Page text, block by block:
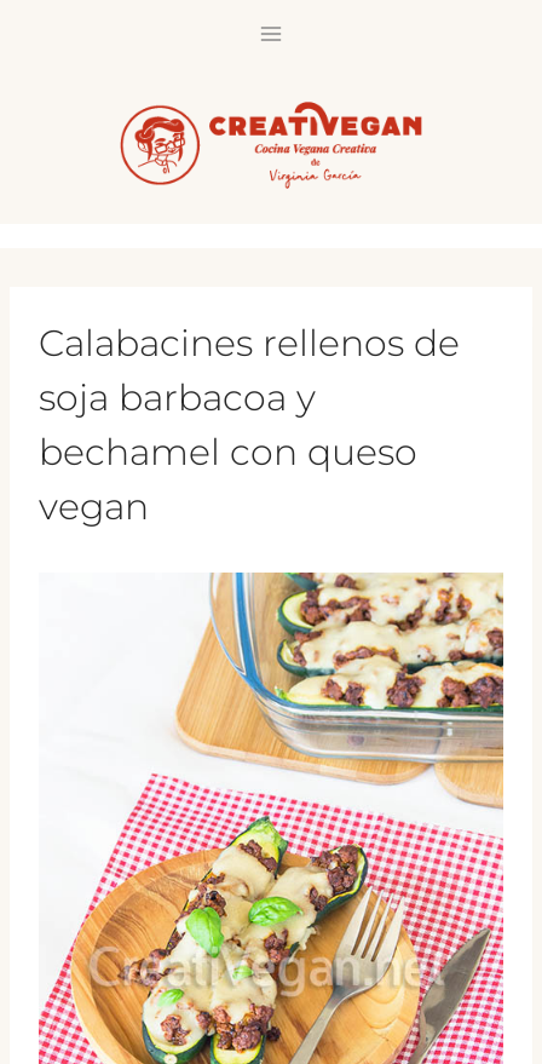
Calabacines rellenos de
soja barbacoa y
bechamel con queso
vegan